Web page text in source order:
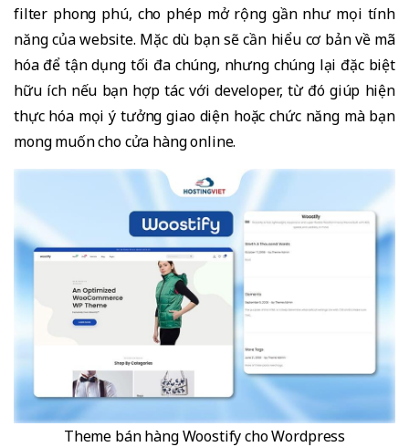
filter phong phú, cho phép mở rộng gần như mọi tính
năng của website. Mặc dù bạn sẽ cần hiểu cơ bản về mã
hóa để tận dụng tối đa chúng, nhưng chúng lại đặc biệt
hữu ích nếu bạn hợp tác với developer, từ đó giúp hiện
thực hóa mọi ý tưởng giao diện hoặc chức năng mà bạn
mong muốn cho cửa hàng online.
Theme bán hàng Woostify cho Wordpress